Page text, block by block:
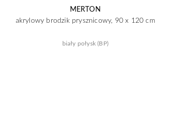
MERTON
akrylowy brodzik prysznicowy, 90 x 120 cm
biały połysk (BP)